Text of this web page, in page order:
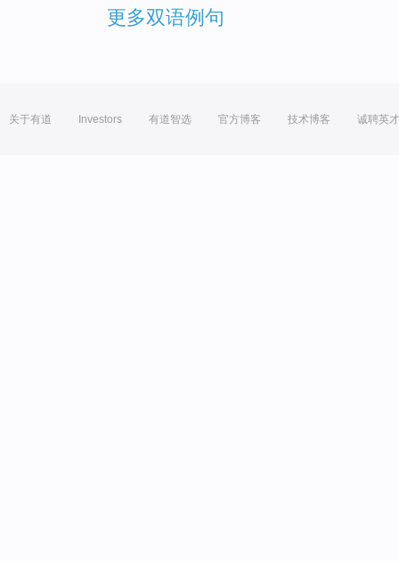
更多双语例句
关于有道 Investors 有道智选 官方博客 技术博客 诚聘英才